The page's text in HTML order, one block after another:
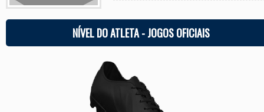
NÍVEL DO ATLETA - JOGOS OFICIAIS